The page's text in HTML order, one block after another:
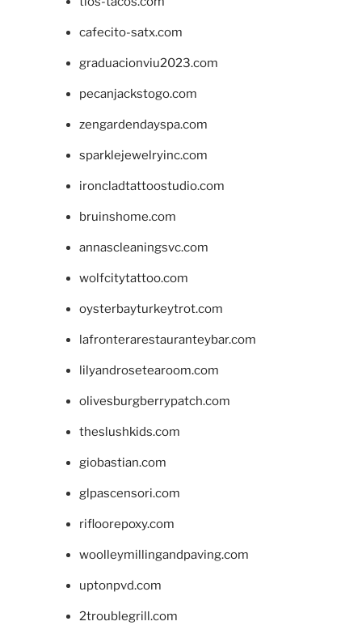
cafecito-satx.com
graduacionviu2023.com
pecanjackstogo.com
zengardendayspa.com
sparklejewelryinc.com
ironcladtattoostudio.com
bruinshome.com
annascleaningsvc.com
wolfcitytattoo.com
oysterbayturkeytrot.com
lafronterarestauranteybar.com
lilyandrosetearoom.com
olivesburgberrypatch.com
theslushkids.com
giobastian.com
glpascensori.com
rifloorepoxy.com
woolleymillingandpaving.com
uptonpvd.com
2troublegrill.com